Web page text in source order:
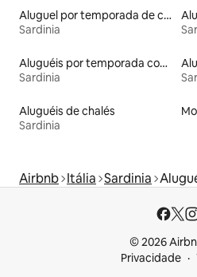
Aluguel por temporada de casas de veraneio
Sardinia
Aluguéis por temporada com café da manhã
Sardinia
Aluguéis de chalés
Sardinia
Airbnb Itália Sardinia
© 2026
Privacidade